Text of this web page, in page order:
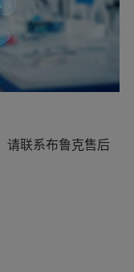
请联系布鲁克售后